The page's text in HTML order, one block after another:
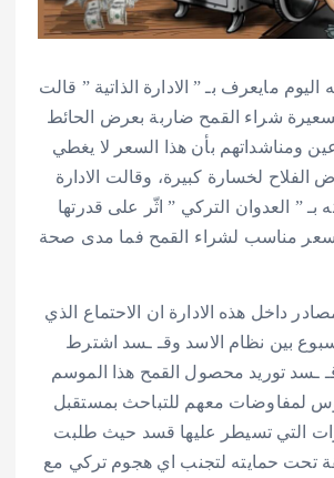
اليوم مايعرف بـ ” الادارة الذاتية ” قالت
شراء القمح ضاربة بعرض الحائط
ومناشداتهم بأن هذا السعر لا يغطي
الفلاح لخسارة كبيرة، وقالت الادارة
بـ ” العدوان التركي ” اثّر على قدرتها
سعر مناسب لشراء القمح فما مدى صحة
داخل هذه الادارة ان الاحتماع الذي
بين نظام الاسد وقـ ـسد اشترط
ـسد توريد محصول القمح هذا الموسم
لمفاوضات معهم للتباحث بمستقبل
التي تسيطر عليها قسد حيث طلبت
تحت حمايته لتجنب اي هجوم تركي مع